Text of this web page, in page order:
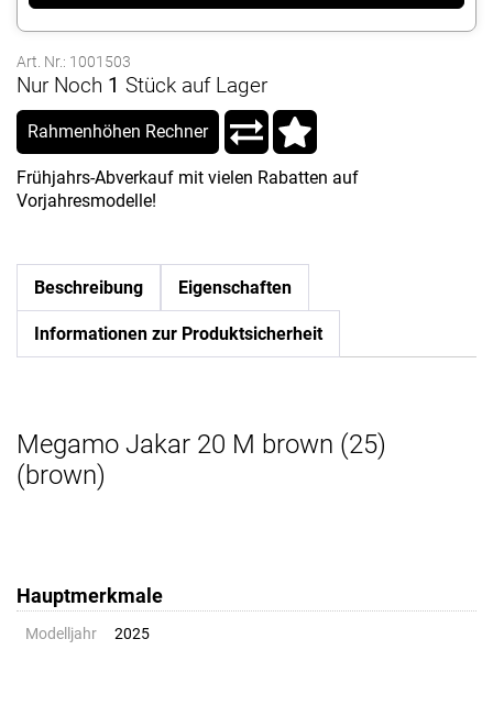
Art. Nr.: 1001503
Nur Noch 1 Stück auf Lager
Rahmenhöhen Rechner
Frühjahrs-Abverkauf mit vielen Rabatten auf
Vorjahresmodelle!
Beschreibung Eigenschaften
Informationen zur Produktsicherheit
Megamo Jakar 20 M brown (25)
(brown)
Hauptmerkmale
Modelljahr 2025